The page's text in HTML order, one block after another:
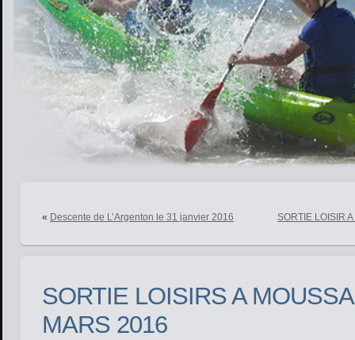
« Descente de L’Argenton le 31 janvier 2016 SORTIE LOISIR
SORTIE LOISIRS A
MARS 2016